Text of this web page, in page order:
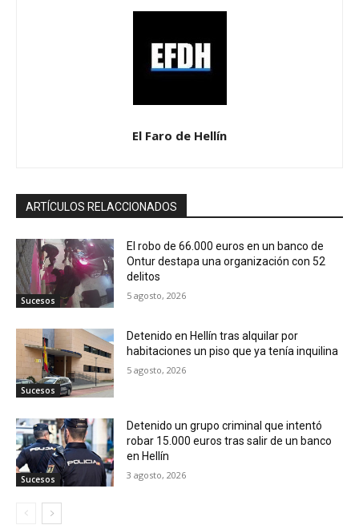
El Faro de Hellín
ARTÍCULOS RELACCIONADOS
Sucesos
El robo de 66.000 euros en un banco de
Ontur destapa una organización con 52
delitos
5 agosto, 2026
Sucesos
Detenido en Hellín tras alquilar por
habitaciones un piso que ya tenía inquilina
5 agosto, 2026
Sucesos
Detenido un grupo criminal que intentó
robar 15.000 euros tras salir de un banco
en Hellín
3 agosto, 2026